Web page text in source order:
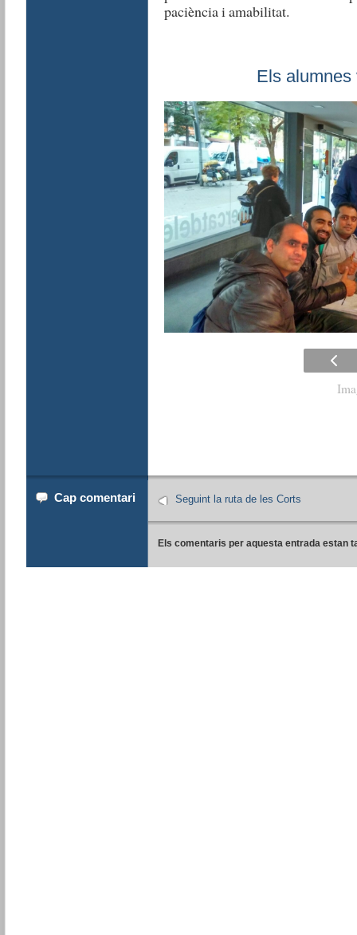
paciència i amabilitat.
Els alumnes
Cap comentari Seguint la ruta de les Corts
Els comentaris per aquesta entrada estan